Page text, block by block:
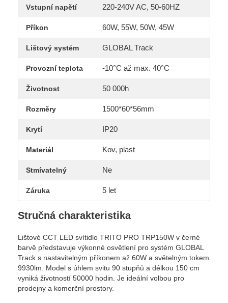
Vstupní napětí 220-240V AC, 50-60HZ
Příkon 60W, 55W, 50W, 45W
Lištový systém GLOBAL Track
Provozní teplota -10°C až max. 40°C
Životnost 50 000h
Rozměry 1500*60*56mm
Krytí IP20
Materiál Kov, plast
Stmívatelný Ne
Záruka 5 let
Stručná charakteristika
Lištové CCT LED svítidlo TRITO PRO TRP150W v černé
barvě představuje výkonné osvětlení pro systém GLOBAL
Track s nastavitelným příkonem až 60W a světelným tokem
9930lm. Model s úhlem svitu 90 stupňů a délkou 150 cm
vyniká životností 50000 hodin. Je ideální volbou pro
prodejny a komerční prostory.